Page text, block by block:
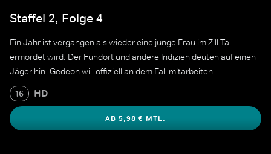
Staffel 2, Folge 4
Ein Jahr ist vergangen als wieder eine junge Frau im Zill-Tal
ermordet wird. Der Fundort und andere Indizien deuten auf einen
Jäger hin. Gedeon will offiziell an dem Fall mitarbeiten.
16 HD
AB 5,98 € MTL.